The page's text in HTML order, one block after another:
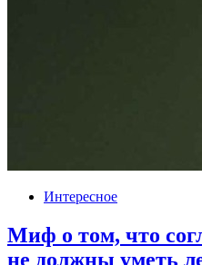
Интересное
Миф о том, что
не должны уметь